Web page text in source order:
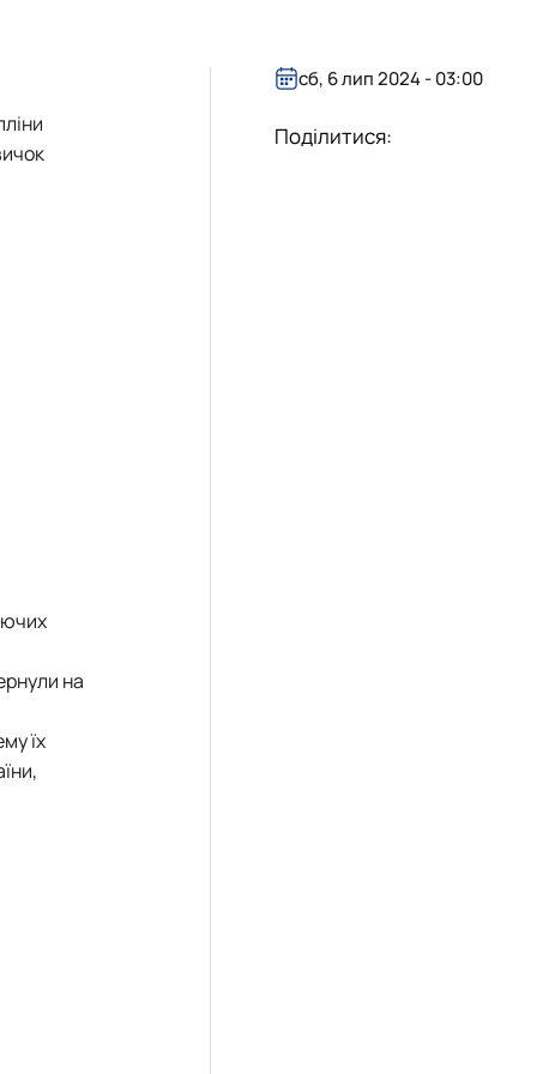
на
їх
сб, 6 лип 2024 - 03:00
Поділитися: